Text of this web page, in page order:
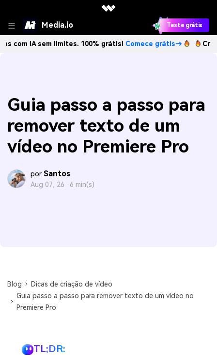
Media.io Teste grátis
sem limites. 100% grátis!Comece grátis→ Crie
Guia passo a passo para
remover texto de um
vídeo no Premiere Pro
por Santos
Aug 07, 26 · 6 min(s)
Blog
Dicas de criação de vídeo
Guia passo a passo para remover texto de um vídeo no
Premiere Pro
TL;DR: